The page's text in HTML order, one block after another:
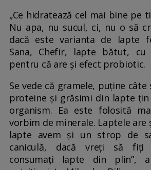
„Ce hidratează cel mai bine pe
Nu apa, nu sucul, ci, nu o să
dacă este varianta de lapte
Sana, Chefir, lapte bătut,
pentru că are și efect probiotic.
Se vede că gramele, puține
proteine și grăsimi din lapte
organism. Ea este folosită
vorbim de minerale. Laptele are
lapte avem și un strop de
caniculă, dacă vreți să fiți
consumați lapte din plin”,